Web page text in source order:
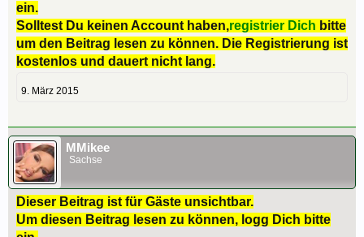
ein.
Solltest Du keinen Account haben,registrier Dich bitte
um den Beitrag lesen zu können. Die Registrierung ist
kostenlos und dauert nicht lang.
9. März 2015
MMikee
Sachse
Dieser Beitrag ist für Gäste unsichtbar.
Um diesen Beitrag lesen zu können, logg Dich bitte